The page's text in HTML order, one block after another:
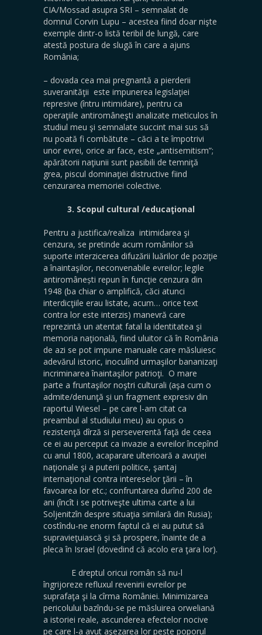
CIA/Mossad asupra SRI – semnalat de
domnul Corvin Lupu – acestea fiind doar nişte
exemple dintr-o listă teribil de lungă, care
atestă postura de slugă în care a ajuns
România;
– dovada cea mai pregnantă a pierderii
suveranităţii este impunerea legislaţiei
represive (întru intimidare), pentru ca
operaţiile antiromâneşti analizate meticulos în
studiul meu şi semnalate succint mai sus să
nu poată fi combătute – căci a te împotrivi
unor evrei, orice ar face, este „antisemitism”;
apărătorii naţiunii sunt pasibili de temniţă
grea, piscul dominaţiei distructive fiind
cenzurarea memoriei colective.
3. Scopul cultural /educaţional
Pentru a justifica/realiza intimidarea şi
cenzura, se pretinde acum românilor să
suporte interzicerea difuzării luărilor de poziţie
a înaintaşilor, neconvenabile evreilor; legile
antiromânești repun în funcţie cenzura din
1948 (ba chiar o amplifică, căci atunci
interdicţiile erau listate, acum… orice text
contra lor este interzis) manevră care
reprezintă un atentat fatal la identitatea şi
memoria naţională, fiind uluitor că în România
de azi se pot impune manuale care măsluiesc
adevărul istoric, inoculînd urmaşilor bananizaţi
incriminarea înaintaşilor patrioţi. O mare
parte a fruntaşilor noştri culturali (aşa cum o
admite/denunţă şi un fragment expresiv din
raportul Wiesel – pe care l-am citat ca
preambul al studiului meu) au opus o
rezistenţă dîrză si perseverentă faţă de ceea
ce ei au perceput ca invazie a evreilor începînd
cu anul 1800, acaparare ulterioară a avuţiei
naţionale şi a puterii politice, şantaj
internaţional contra intereselor ţării – în
favoarea lor etc.; confruntarea durînd 200 de
ani (încît i se potriveşte ultima carte a lui
Soljenitzîn despre situaţia similară din Rusia);
costîndu-ne enorm faptul că ei au putut să
supravieţuiască şi să prospere, înainte de a
pleca în Israel (dovedind că acolo era ţara lor).
E dreptul oricui român să nu-l
îngrijoreze refluxul revenirii evreilor pe
suprafaţa şi la cîrma României. Minimizarea
pericolului bazîndu-se pe măsluirea orweliană
a istoriei reale, ascunderea efectelor nocive
pe care l-a avut aşezarea lor peste poporul